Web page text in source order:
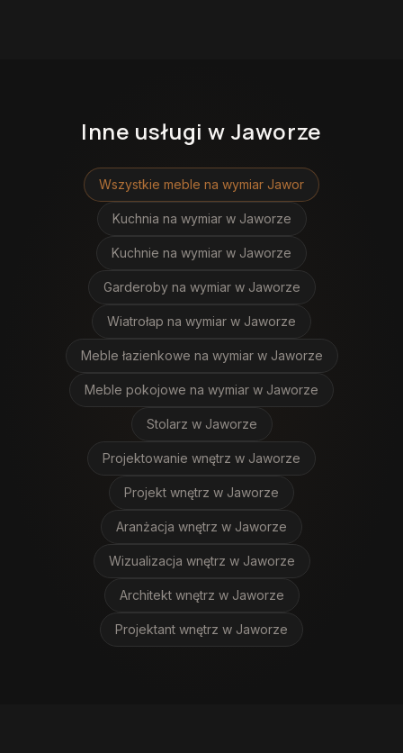
Inne usługiw Jaworze
Wszystkie meble na wymiar Jawor
Kuchnia na wymiar w Jaworze
Kuchnie na wymiar w Jaworze
Garderoby na wymiar w Jaworze
Wiatrołap na wymiar w Jaworze
Meble łazienkowe na wymiar w Jaworze
Meble pokojowe na wymiar w Jaworze
Stolarz w Jaworze
Projektowanie wnętrz w Jaworze
Projekt wnętrz w Jaworze
Aranżacja wnętrz w Jaworze
Wizualizacja wnętrz w Jaworze
Architekt wnętrz w Jaworze
Projektant wnętrz w Jaworze